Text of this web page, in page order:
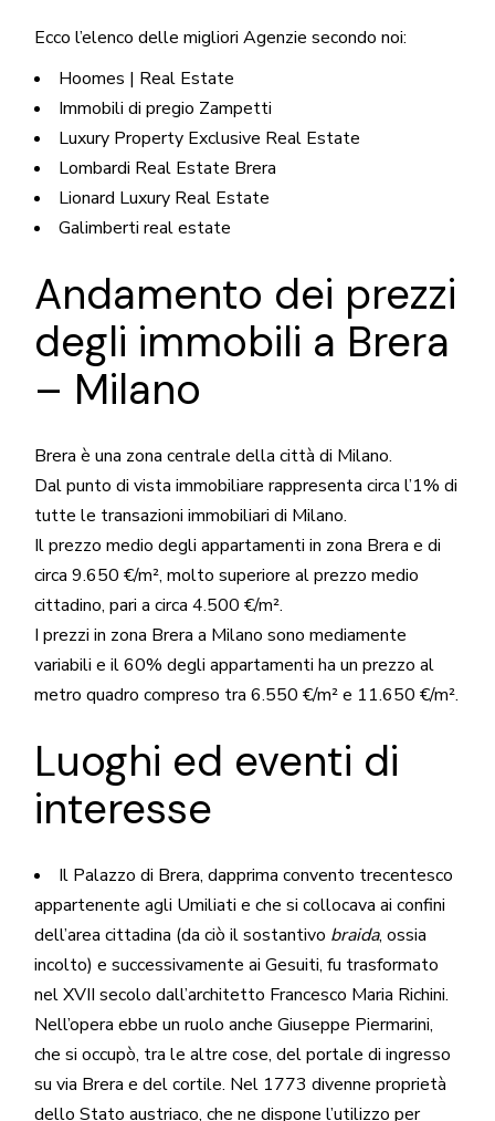
Ecco l’elenco delle migliori Agenzie secondo noi:
Hoomes | Real Estate
Immobili di pregio Zampetti
Luxury Property Exclusive Real Estate
Lombardi Real Estate Brera
Lionard Luxury Real Estate
Galimberti real estate
Andamento dei prezzi
degli immobili a Brera
– Milano
Brera è una zona centrale della città di Milano.
Dal punto di vista immobiliare rappresenta circa l’1% di
tutte le transazioni immobiliari di Milano.
Il prezzo medio degli appartamenti in zona Brera e di
circa 9.650 €/m², molto superiore al prezzo medio
cittadino, pari a circa 4.500 €/m².
I prezzi in zona Brera a Milano sono mediamente
variabili e il 60% degli appartamenti ha un prezzo al
metro quadro compreso tra 6.550 €/m² e 11.650 €/m².
Luoghi ed eventi di
interesse
Il Palazzo di Brera, dapprima convento trecentesco
appartenente agli Umiliati e che si collocava ai confini
dell’area cittadina (da ciò il sostantivo braida, ossia
incolto) e successivamente aiGesuiti, fu trasformato
nel XVII secolo dall’architetto Francesco Maria Richini.
Nell’opera ebbe un ruolo ancheGiuseppe Piermarini,
che si occupò, tra le altre cose, del portale di ingresso
suvia Brera e del cortile. Nel 1773 divenne proprietà
dello Stato austriaco, che ne dispone l’utilizzo per